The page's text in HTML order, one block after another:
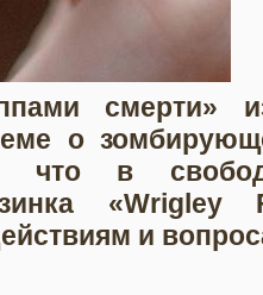
смерти»
о
что в
и